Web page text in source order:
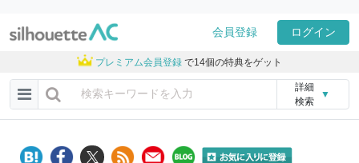
会員登録 ログイン
プレミアム会員登録 で14個の特典をゲット
詳細
検索
▼